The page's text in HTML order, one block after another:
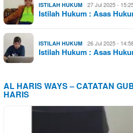
ISTILAH HUKUM 27 Jul 2025 -
Istilah Hukum : Asas
ISTILAH HUKUM 26 Jul 2025 -
Istilah Hukum : Asas
AL HARIS WAYS – CATATAN
HARIS